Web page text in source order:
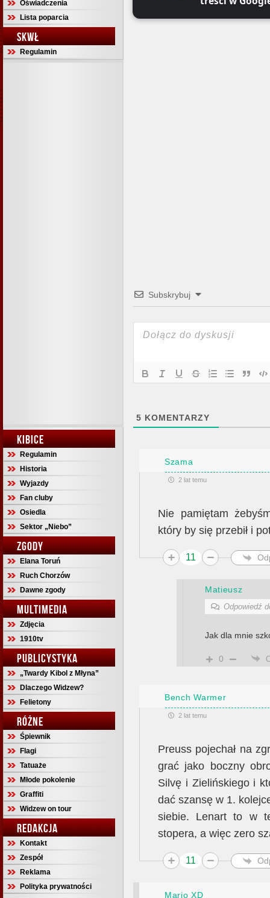
Oświadczenia
Lista poparcia
SKWŁ
Regulamin
KIBICE
Regulamin
Historia
Wyjazdy
Fan cluby
Osiedla
Sektor „Niebo”
ZGODY
Elana Toruń
Ruch Chorzów
Dawne zgody
MULTIMEDIA
Zdjęcia
1910tv
PUBLICYSTYKA
„Twardy Kibol z Młyna”
Dlaczego Widzew?
Felietony
RÓŻNE
Śpiewnik
Flagi
Tatuaże
Młode pokolenie
Graffiti
Widzew on tour
REDAKCJA
Kontakt
Zespół
Reklama
Polityka prywatności
Subskrybuj
5 KOMENTARZY
Szama
2 lat temu
Nie pamiętam
który by się przebił i
11
Matieusz
Odpowiedź
Jak dla mnie
0
Bench Warmer
2 lat temu
Preuss pojechał na
grać jako boczny
Silvę i Zielińskiego i
dać szansę w 1.
siebie. Lenart to w
stopera, a więc zero
11
Mario XD